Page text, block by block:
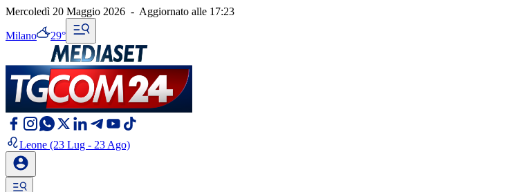
Mercoledì 20 Maggio 2026 - Aggiornato alle 17:23
Milano 29°
Leone (23 Lug - 23 Ago)